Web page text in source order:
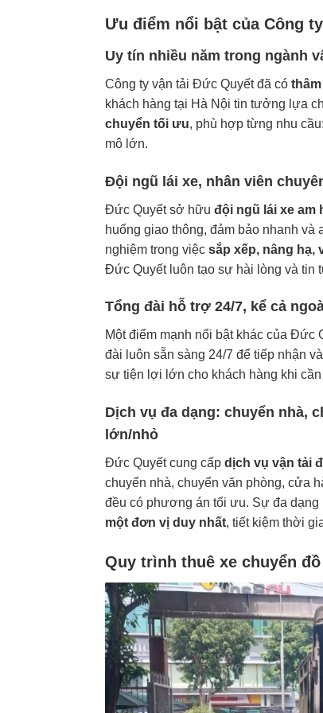
Ưu điểm nổi bật của Công
Uy tín nhiều năm trong ngành
Công ty vận tải Đức Quyết đã có
khách hàng tại Hà Nội tin tưởng lựa
chuyển tối ưu, phù hợp từng nhu
mô lớn.
Đội ngũ lái xe, nhân viên
Đức Quyết sở hữu đội ngũ lái xe am
huống giao thông, đảm bảo nhanh
nghiệm trong việc sắp xếp, nâng hạ,
Đức Quyết luôn tạo sự hài lòng và tin
Tổng đài hỗ trợ 24/7, kể cả
Một điểm mạnh nổi bật khác của Đức
đài luôn sẵn sàng 24/7 để tiếp nhận
sự tiện lợi lớn cho khách hàng khi cần
Dịch vụ đa dạng: chuyển nhà,
lớn/nhỏ
Đức Quyết cung cấp dịch vụ vận tải
chuyển nhà, chuyển văn phòng, cửa
đều có phương án tối ưu. Sự đa dạng
một đơn vị duy nhất, tiết kiệm thời
Quy trình thuê xe chuyển